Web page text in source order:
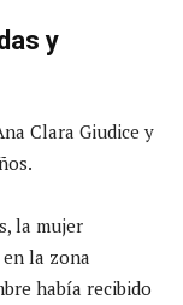
y
Clara Giudice y
la mujer
la zona
había recibido